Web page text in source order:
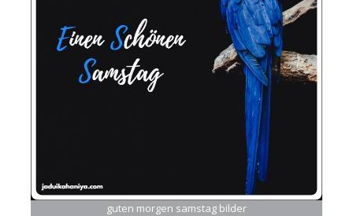
guten morgen samstag bilder